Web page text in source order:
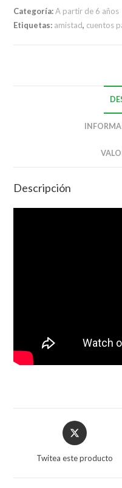
Categoría:A partir de 6 años
Etiquetas: amistad, cuentos
Descripción
Twitea este producto